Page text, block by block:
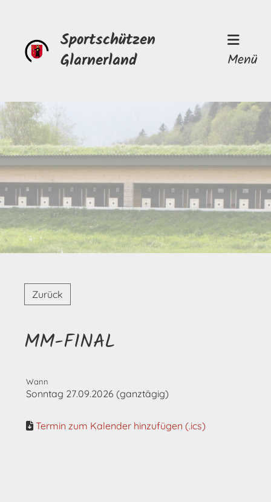
Sportschützen
Glarnerland
Menü
Zurück
MM-FINAL
Wann
Sonntag 27.09.2026 (ganztägig)
Termin zum Kalender hinzufügen (.ics)